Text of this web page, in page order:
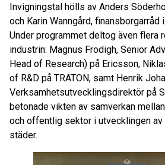
Invigningstal hölls av Anders
och Karin Wanngård,
Under programmet deltog även flera
industrin: Magnus Frodigh, Senior
Head of Research) på Ericsson,
of R&D på TRATON, samt Henrik
Verksamhetsutvecklingsdirektör på
betonade vikten av samverkan
och offentlig sektor i utvecklingen
städer.